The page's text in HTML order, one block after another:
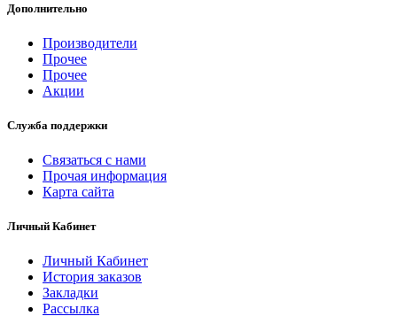
Дополнительно
Производители
Прочее
Прочее
Акции
Служба поддержки
Связаться с нами
Прочая информация
Карта сайта
Личный Кабинет
Личный Кабинет
История заказов
Закладки
Рассылка